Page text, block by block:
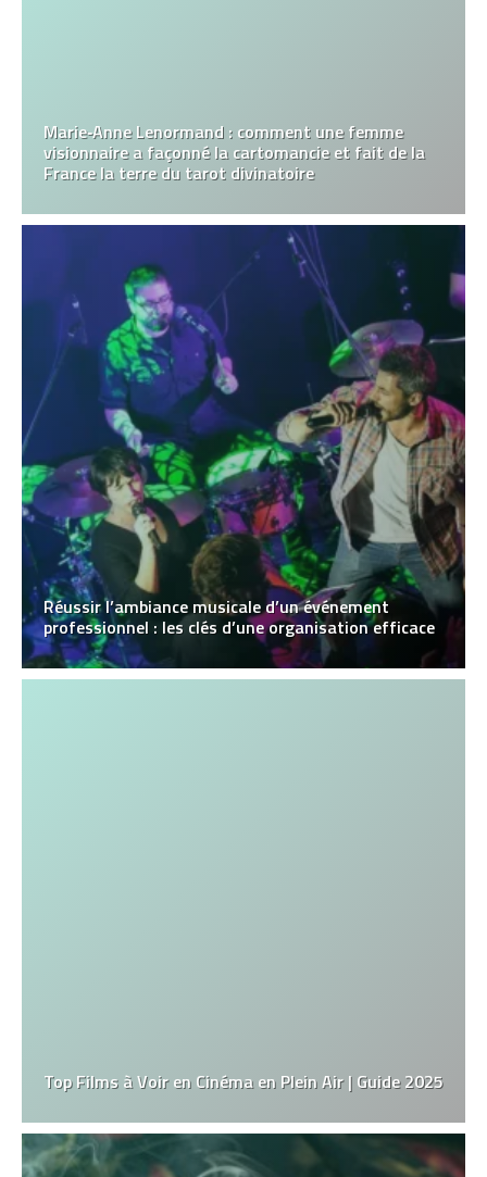
Marie‑Anne Lenormand : comment une femme
visionnaire a façonné la cartomancie et fait de la
France la terre du tarot divinatoire
Réussir l’ambiance musicale d’un événement
professionnel : les clés d’une organisation efficace
Top Films à Voir en Cinéma en Plein Air | Guide 2025